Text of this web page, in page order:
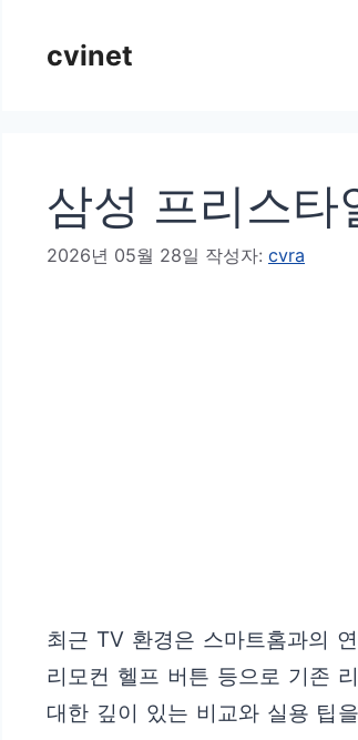
cvinet
삼성 프리스타
2026년 05월 28일 작성자: cvra
최근 TV 환경은 스마트홈과의
리모컨 헬프 버튼 등으로 기존
대한 깊이 있는 비교와 실용 팁